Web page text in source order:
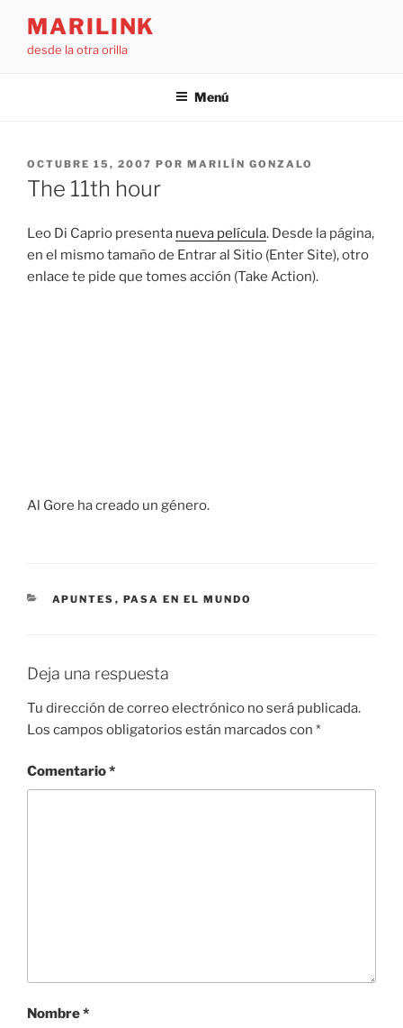
contenido
MARILINK
desde la otra orilla
Menú
PUBLICADO
EL
OCTUBRE 15, 2007 POR MARILÍN GONZALO
The 11th hour
Leo Di Caprio presenta nueva película. Desde la página,
en el mismo tamaño de Entrar al Sitio (Enter Site), otro
enlace te pide que tomes acción (Take Action).
Al Gore ha creado un género.
CATEGORÍAS
APUNTES , PASA EN EL MUNDO
Deja una respuesta
Tu dirección de correo electrónico no será publicada.
Los campos obligatorios están marcados con *
Comentario*
Nombre*